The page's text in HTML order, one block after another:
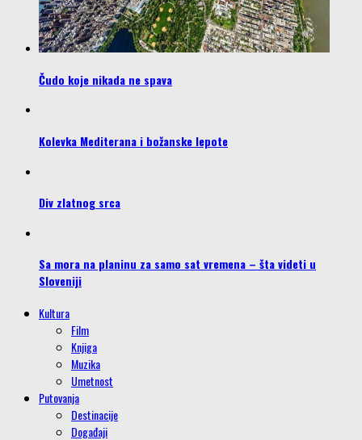
Čudo koje nikada ne spava
Kolevka Mediterana i božanske lepote
Div zlatnog srca
Sa mora na planinu za samo sat vremena – šta videti u
Sloveniji
Kultura
Film
Knjiga
Muzika
Umetnost
Putovanja
Destinacije
Događaji